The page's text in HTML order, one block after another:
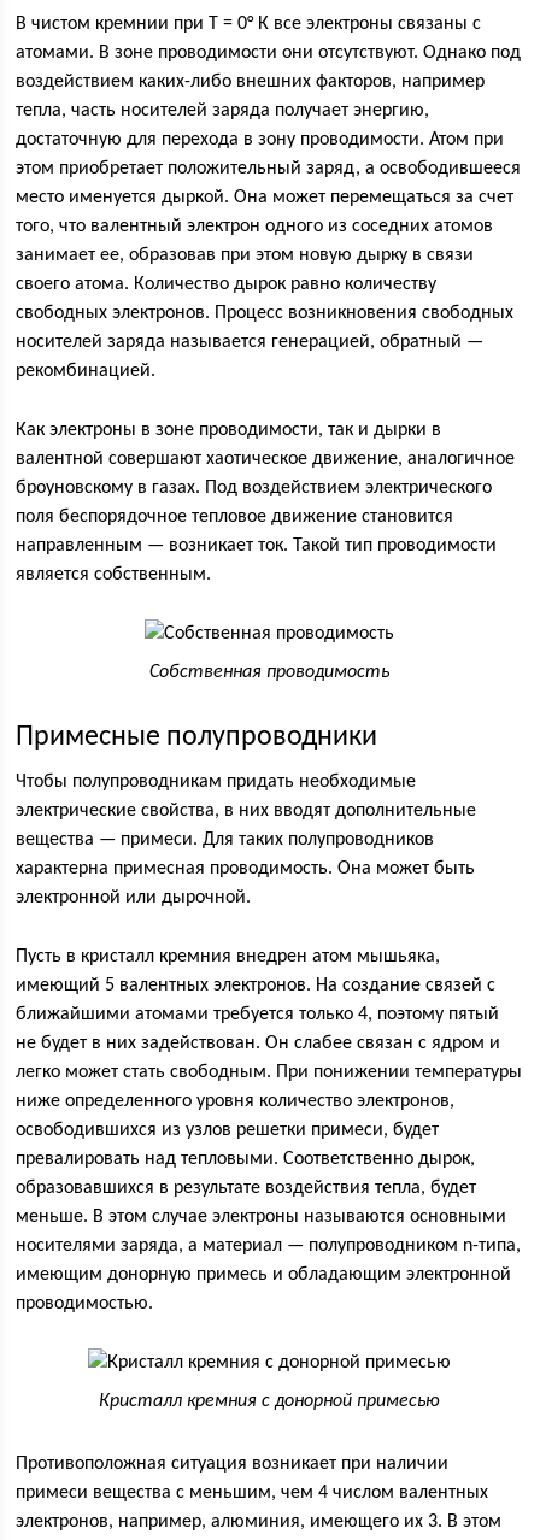
В чистом кремнии при Т = 0° К все электроны связаны с
атомами. В зоне проводимости они отсутствуют. Однако под
воздействием каких-либо внешних факторов, например
тепла, часть носителей заряда получает энергию,
достаточную для перехода в зону проводимости. Атом при
этом приобретает положительный заряд, а освободившееся
место именуется дыркой. Она может перемещаться за счет
того, что валентный электрон одного из соседних атомов
занимает ее, образовав при этом новую дырку в связи
своего атома. Количество дырок равно количеству
свободных электронов. Процесс возникновения свободных
носителей заряда называется генерацией, обратный —
рекомбинацией.
Как электроны в зоне проводимости, так и дырки в
валентной совершают хаотическое движение, аналогичное
броуновскому в газах. Под воздействием электрического
поля беспорядочное тепловое движение становится
направленным — возникает ток. Такой тип проводимости
является собственным.
Собственная проводимость
Примесные полупроводники
Чтобы полупроводникам придать необходимые
электрические свойства, в них вводят дополнительные
вещества — примеси. Для таких полупроводников
характерна примесная проводимость. Она может быть
электронной или дырочной.
Пусть в кристалл кремния внедрен атом мышьяка,
имеющий 5 валентных электронов. На создание связей с
ближайшими атомами требуется только 4, поэтому пятый
не будет в них задействован. Он слабее связан с ядром и
легко может стать свободным. При понижении температуры
ниже определенного уровня количество электронов,
освободившихся из узлов решетки примеси, будет
превалировать над тепловыми. Соответственно дырок,
образовавшихся в результате воздействия тепла, будет
меньше. В этом случае электроны называются основными
носителями заряда, а материал — полупроводником n-типа,
имеющим донорную примесь и обладающим электронной
проводимостью.
Кристалл кремния с донорной примесью
Противоположная ситуация возникает при наличии
примеси вещества с меньшим, чем 4 числом валентных
электронов, например, алюминия, имеющего их 3. В этом